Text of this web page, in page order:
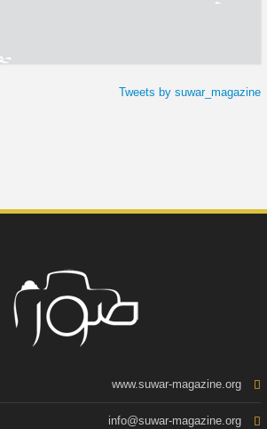
Tweets by suwar_magazine
www.suwar-magazine.org
info@suwar-magazine.org